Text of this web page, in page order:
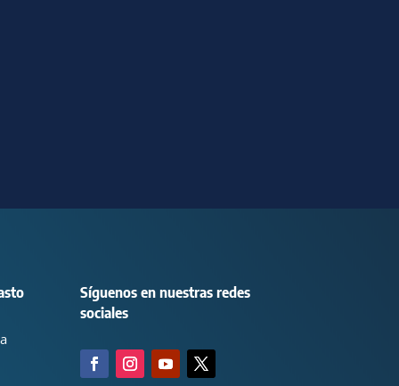
Síguenos en nuestras redes
sociales